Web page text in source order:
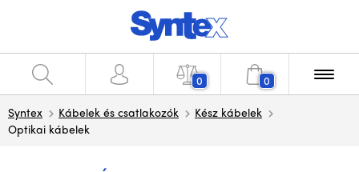
0 0
Syntex Kábelek és csatlakozók
Kész kábelek
Optikai kábelek